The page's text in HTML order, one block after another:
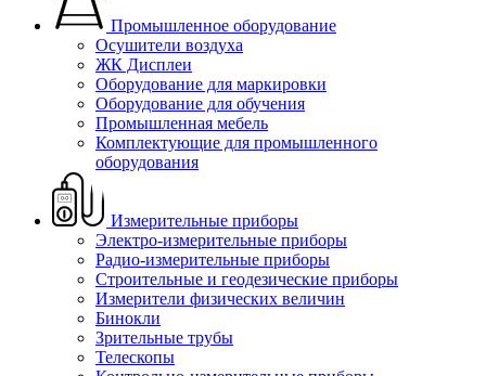
Промышленное оборудование
Осушители воздуха
ЖК Дисплеи
Оборудование для маркировки
Оборудование для обучения
Промышленная мебель
Комплектующие для промышленного
оборудования
Измерительные приборы
Электро-измерительные приборы
Радио-измерительные приборы
Строительные и геодезические приборы
Измерители физических величин
Бинокли
Зрительные трубы
Телескопы